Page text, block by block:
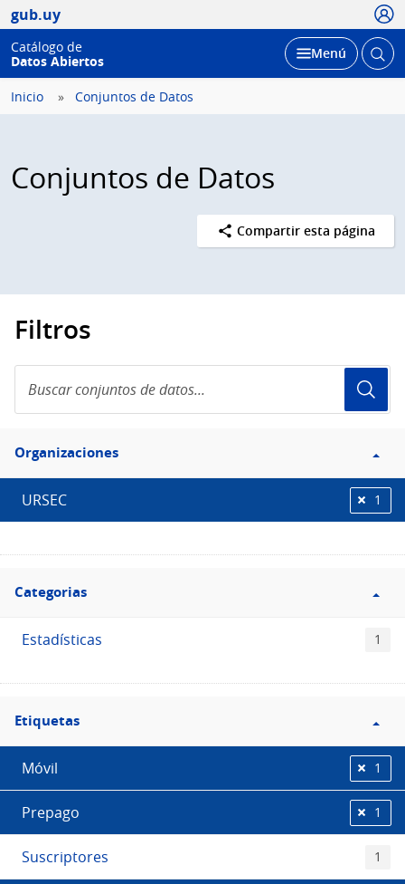
gub.uy
Catálogo de
Datos Abiertos
Desplegar
Menú Abrir
Inicio Conjuntos de Datos
Conjuntos de Datos
Compartir esta página
Filtros
conjuntos
de
Filtro
Organizaciones
Organizaciones
URSEC 1
Filtro
Categorias
Categorias
Estadísticas 1
Filtro
Etiquetas
Etiquetas
Móvil 1
Prepago 1
Suscriptores 1